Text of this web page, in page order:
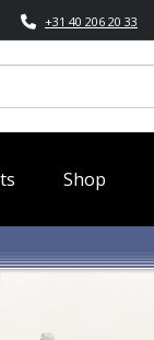
+31 40 206 20 33
Shop